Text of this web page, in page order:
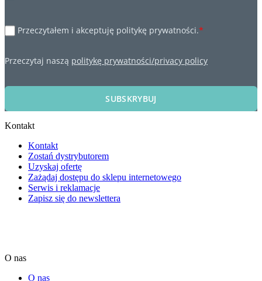
Przeczytałem i akceptuję politykę prywatności.*
Przeczytaj naszą politykę prywatności/privacy policy
SUBSKRYBUJ
Kontakt
Kontakt
Zostań dystrybutorem
Uzyskaj ofertę
Zażądaj dostępu do sklepu internetowego
Serwis i reklamacje
Zapisz się do newslettera
O nas
O nas